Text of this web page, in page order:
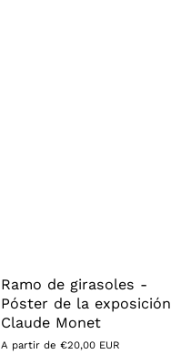
Ramo de girasoles -
Póster de la exposición
Claude Monet
Precio
A partir de €20,00 EUR